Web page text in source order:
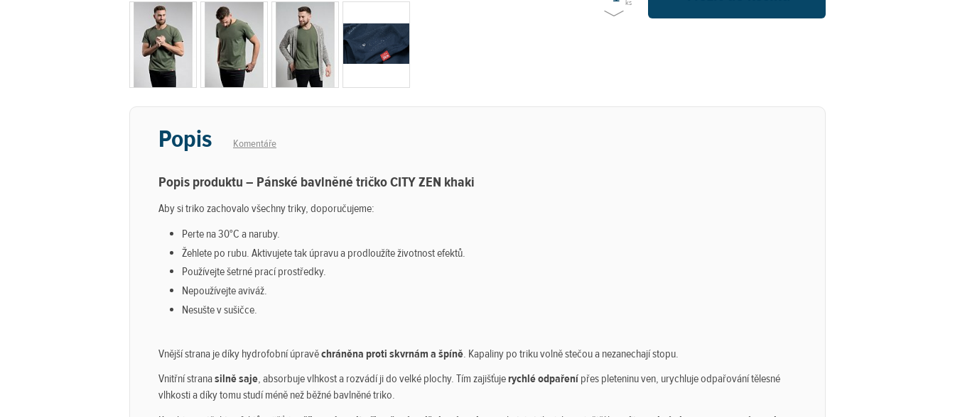
ks
Popis Komentáře
Popis produktu – Pánské bavlněné tričko CITY ZEN khaki
Aby si triko zachovalo všechny triky, doporučujeme:
Perte na 30°C a naruby.
Žehlete po rubu. Aktivujete tak úpravu a prodloužíte životnost efektů.
Používejte šetrné prací prostředky.
Nepoužívejte aviváž.
Nesušte v sušičce.
Vnější strana je díky hydrofobní úpravěchráněna proti skvrnám a špíně. Kapaliny po triku volně stečou a nezanechají stopu.
Vnitřní stranasilně saje, absorbuje vlhkost a rozvádí ji do velké plochy. Tím zajišťujerychlé odpaření přes pleteninu ven, urychluje odpařování tělesné
vlhkosti a díky tomu studí méně než běžné bavlněné triko.